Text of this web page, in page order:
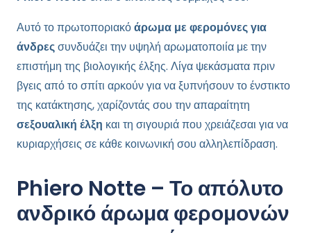
Αυτό το πρωτοποριακόάρωμα με φερομόνες για
άνδρεςσυνδυάζει την υψηλή αρωματοποιία με την
επιστήμη της βιολογικής έλξης. Λίγα ψεκάσματα πριν
βγεις από το σπίτι αρκούν για να ξυπνήσουν το ένστικτο
της κατάκτησης, χαρίζοντάς σου την απαραίτητη
σεξουαλική έλξη και τη σιγουριά που χρειάζεσαι για να
κυριαρχήσεις σε κάθε κοινωνική σου αλληλεπίδραση.
Phiero Notte – Το απόλυτο
ανδρικό άρωμα φερομονών